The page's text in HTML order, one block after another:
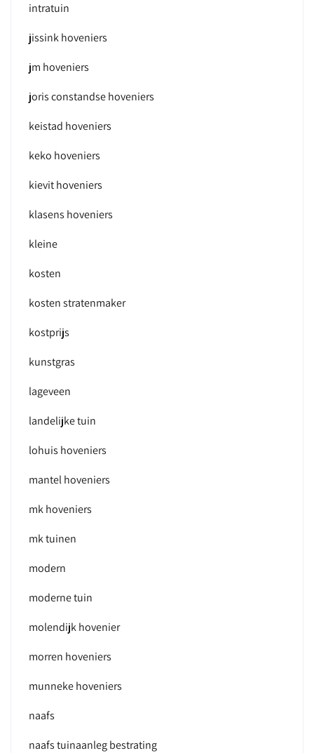
intratuin
jissink hoveniers
jm hoveniers
joris constandse hoveniers
keistad hoveniers
keko hoveniers
kievit hoveniers
klasens hoveniers
kleine
kosten
kosten stratenmaker
kostprijs
kunstgras
lageveen
landelijke tuin
lohuis hoveniers
mantel hoveniers
mk hoveniers
mk tuinen
modern
moderne tuin
molendijk hovenier
morren hoveniers
munneke hoveniers
naafs
naafs tuinaanleg bestrating